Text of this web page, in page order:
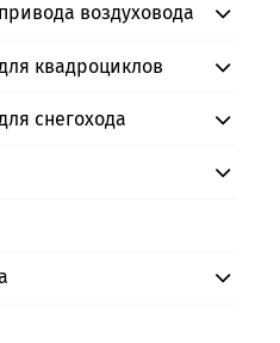
воздуховода
квадроциклов
снегохода